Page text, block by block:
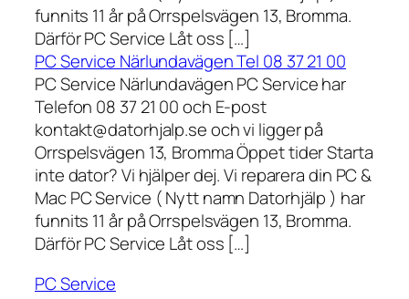
funnits 11 år på Orrspelsvägen 13, Bromma.
Därför PC Service Låt oss […]
PC Service Närlundavägen Tel 08 37 21 00
PC Service Närlundavägen PC Service har
Telefon 08 37 21 00 och E-post
kontakt@datorhjalp.se och vi ligger på
Orrspelsvägen 13, Bromma Öppet tider Starta
inte dator? Vi hjälper dej. Vi reparera din PC &
Mac PC Service ( Nytt namn Datorhjälp ) har
funnits 11 år på Orrspelsvägen 13, Bromma.
Därför PC Service Låt oss […]
PC Service